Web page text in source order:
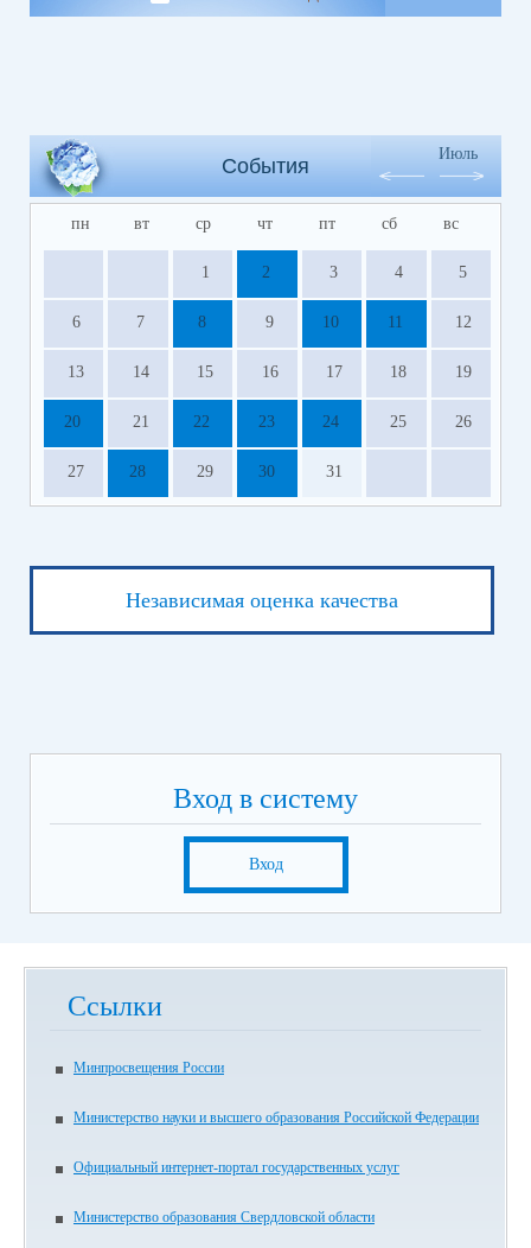
События
Июль
пн вт ср чт пт сб вс
1 2 3 4 5
6 7 8 9 10 11 12
13 14 15 16 17 18 19
20 21 22 23 24 25 26
27 28 29 30 31
Независимая оценка качества
Вход в систему
Вход
Ссылки
Минпросвещения России
Министерство науки и высшего образования Российской Федерации
Официальный интернет-портал государственных услуг
Министерство образования Свердловской области